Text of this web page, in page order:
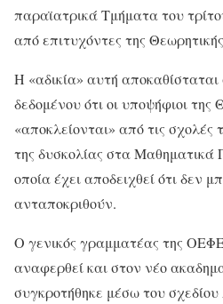
παραϊατρικά Τμήματα του
από επιτυχόντες της
Η «αδικία» αυτή
δεδομένου ότι οι υποψήφιοι της
«αποκλείονται» από τις
της δυσκολίας στα Μαθηματικά
οποία έχει αποδειχθεί ότι δεν
ανταποκριθούν.
Ο γενικός γραμματέας της
αναφερθεί και στον νέο
συγκροτήθηκε μέσω του